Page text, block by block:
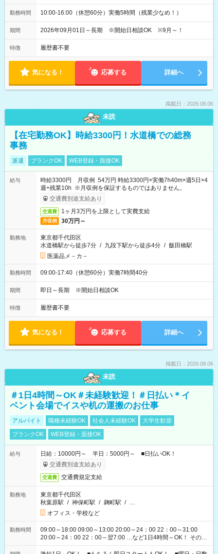
勤務時間 10:00-16:00（休憩60分）実働5時間（残業少なめ！）
期間 2026年09月01日～長期 ※開始日相談OK ※9月～！
特徴 履歴書不要
気になる！ 応募する 詳細へ
掲載日：2026.08.06
未読
【在宅勤務OK】時給3300円！水道橋での総務
事務
派遣 ブランクOK WEB登録・面接OK
給与
時給3300円 月収例 54万円 時給3300円×実働7h40m×週5日×4
週+残業10h ※月収例を保証するものではありません。
交通費別途支給あり
交通費 1ヶ月3万円を上限として実費支給
月収例 30万円～
勤務地
東京都千代田区
水道橋駅から徒歩7分 / 九段下駅から徒歩4分 / 飯田橋駅
医薬品メ－カ－
勤務時間 09:00-17:40（休憩60分）実働7時間40分
期間 即日～長期 ※開始日相談OK
特徴 履歴書不要
気になる！ 応募する 詳細へ
掲載日：2026.08.06
未読
＃1日4時間～OK＃未経験歓迎！＃日払い＊イ
ベント会場でイスや机の運搬のお仕事
アルバイト 職種未経験OK 社会人未経験OK
大学生歓迎
ブランクOK
WEB登録・面接OK
給与
日給：10000円～ 半日：5000円～ ■日払いOK！
交通費別途支給あり
交通費 交通費規定支給
勤務地
東京都千代田区
秋葉原駅 / 神保町駅 / 麹町駅 / …
オフィス・学校など
勤務時間
09:00～18:00 09:00～13:00 20:00～24：00 22：00～31:00
20:00～24：00 22：00～翌7:00 …など1日4時間～OK！ その他
シフトもございます！ お気軽にご相談ください！